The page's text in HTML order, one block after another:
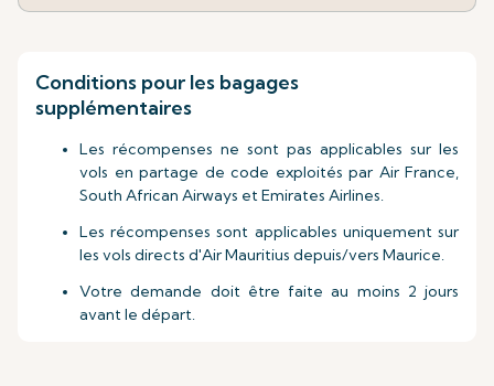
Conditions pour les bagages
supplémentaires
Les récompenses ne sont pas applicables sur les
vols en partage de code exploités par Air France,
South African Airways et Emirates Airlines.
Les récompenses sont applicables uniquement sur
les vols directs d'Air Mauritius depuis/vers Maurice.
Votre demande doit être faite au moins 2 jours
avant le départ.